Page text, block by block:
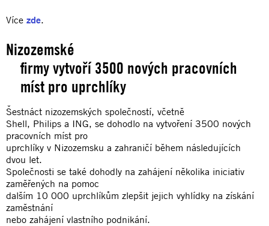
Více zde.
Nizozemské
firmy vytvoří 3500 nových pracovních
míst pro uprchlíky
Šestnáct nizozemských společností, včetně
Shell, Philips a ING, se dohodlo na vytvoření 3500 nových
pracovních míst pro
uprchlíky v Nizozemsku a zahraničí během následujících
dvou let.
Společnosti se také dohodly na zahájení několika iniciativ
zaměřených na pomoc
dalším 10 000 uprchlíkům zlepšit jejich vyhlídky na získání
zaměstnání
nebo zahájení vlastního podnikání.